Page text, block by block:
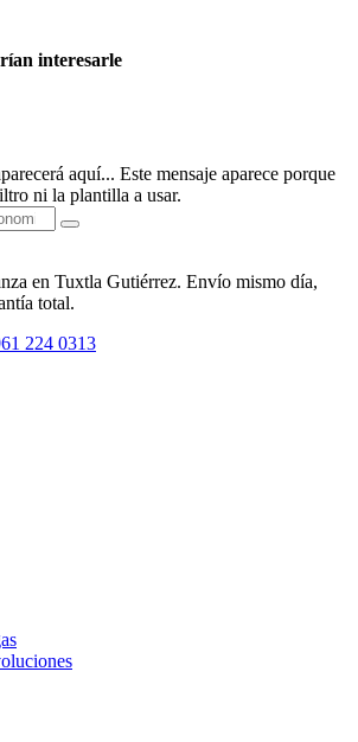
interesarle
aquí... Este mensaje aparece porque
ni la plantilla a usar.
en Tuxtla Gutiérrez. Envío mismo día,
total.
224 0313